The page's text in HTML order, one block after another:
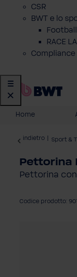
CSR
BWT e lo
Football
RACE
Compliance
Home
indietro Sport &
Pettorina
Pettorina
Codice prodotto: